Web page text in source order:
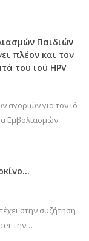
Παιδιών
πλέον και τον
του ιού HPV
αγοριών για τον ιό
Εμβολιασμών
στην συζήτηση
την…